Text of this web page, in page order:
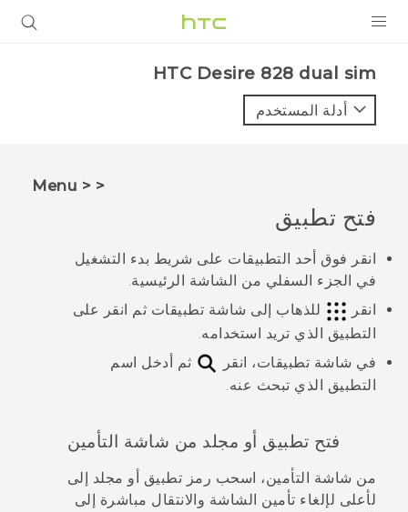
VIVE
VIVERSE
البرامج + التطبيقات
الدعم
أجهزة HTC والملحقات
HTC Desire 828 dual sim‎
أدلة المستخدم
< < Menu
فتح تطبيق
انقر فوق أحد التطبيقات على شريط بدء التشغيل
في الجزء السفلي من الشاشة الرئيسية.
انقر
للذهاب إلى شاشة تطبيقات ثم انقر على
التطبيق الذي تريد استخدامه.
في شاشة تطبيقات، انقر
ثم أدخل اسم
التطبيق الذي تبحث عنه.
فتح تطبيق أو مجلد من شاشة التأمين
من شاشة التأمين، اسحب رمز تطبيق أو مجلد إلى
لأعلى لإلغاء تأمين الشاشة والانتقال مباشرة إلى